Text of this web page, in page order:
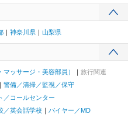
神奈川県 山梨県
ッサージ・美容部員）
旅行関連
警備／清掃／監視／保守
／コールセンター
／英会話学校
バイヤー／MD